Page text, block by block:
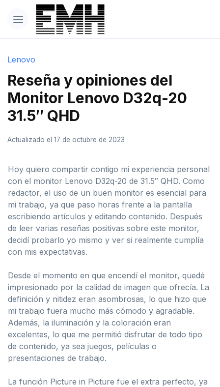
Lenovo
Reseña y opiniones del
Monitor Lenovo D32q-20
31.5″ QHD
Actualizado el 17 de octubre de 2023
Hoy quiero compartir contigo mi experiencia personal
con el monitor Lenovo D32q-20 de 31.5″ QHD. Como
redactor, el uso de un buen monitor es esencial para
mi trabajo, ya que paso horas frente a la pantalla
escribiendo artículos y editando contenido. Después
de leer varias reseñas positivas sobre este monitor,
decidí probarlo yo mismo y ver si realmente cumplía
con mis expectativas.
Desde el momento en que encendí el monitor, quedé
impresionado por la calidad de imagen que ofrecía. La
definición y nitidez eran asombrosas, lo que hizo que
mi trabajo fuera mucho más cómodo y agradable.
Además, la iluminación y la coloración eran
excelentes, lo que me permitió disfrutar de todo tipo
de contenido, ya sea juegos, películas o
presentaciones de trabajo.
La función Picture in Picture fue el extra perfecto, ya